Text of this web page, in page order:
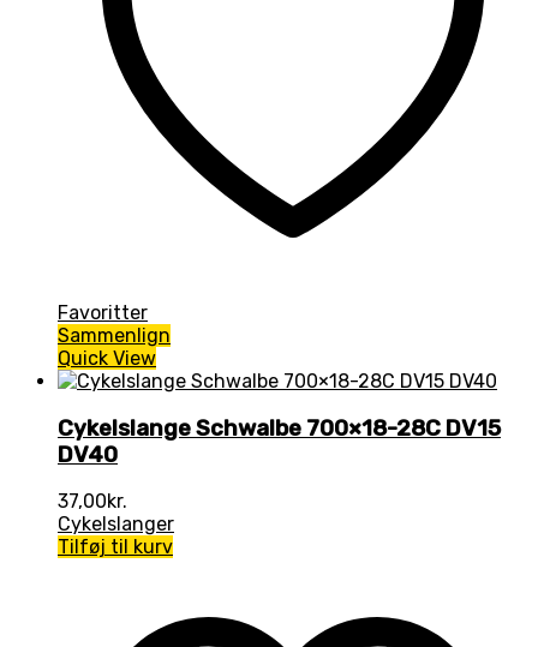
Favoritter
Sammenlign
Quick View
Cykelslange Schwalbe 700×18-28C DV15
DV40
37,00kr.
Cykelslanger
Tilføj til kurv